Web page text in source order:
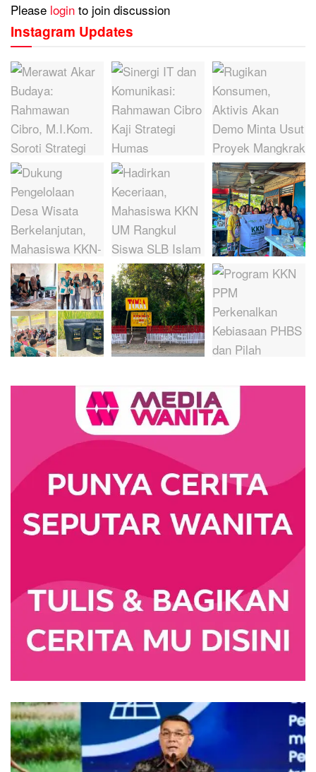
Please login to join discussion
Instagram Updates